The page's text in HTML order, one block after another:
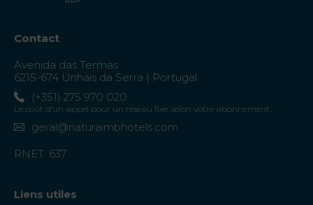
Contact
Avenida das Termas
6215-674 Unhais da Serra | Portugal
(+351) 275 970 020
Le coût d’un appel pour un réseau fixe, selon votre abonnement.
geral@naturaimbhotels.com
RNET: 637
Liens utiles